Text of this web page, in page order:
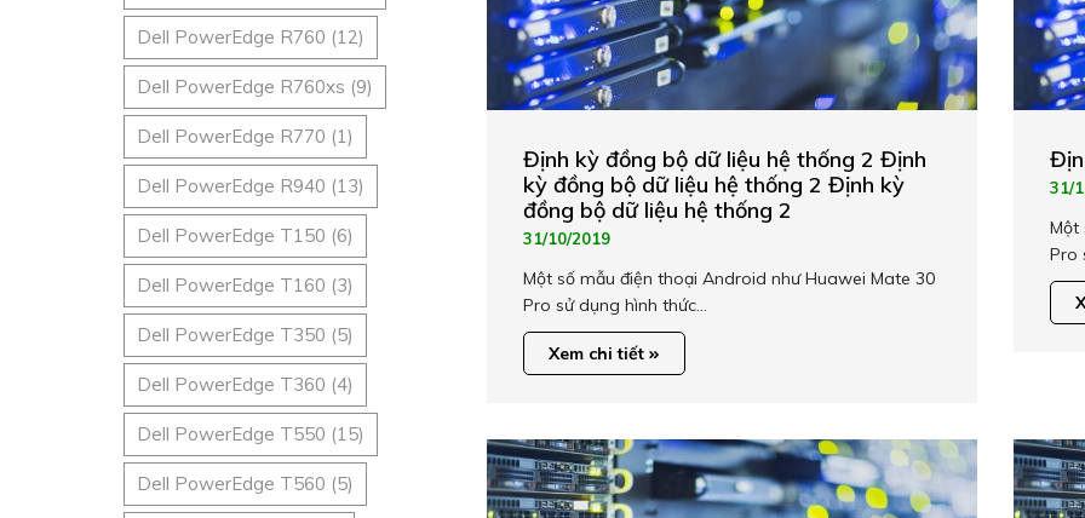
Dell PowerEdge R760 (12)
Dell PowerEdge R760xs (9)
Dell PowerEdge R770 (1)
Dell PowerEdge R940 (13)
Dell PowerEdge T150 (6)
Dell PowerEdge T160 (3)
Dell PowerEdge T350 (5)
Dell PowerEdge T360 (4)
Dell PowerEdge T550 (15)
Dell PowerEdge T560 (5)
Định kỳ đồng bộ dữ liệu hệ thống 2 Định
kỳ đồng bộ dữ liệu hệ thống 2 Định kỳ
đồng bộ dữ liệu hệ thống 2
31/10/2019
Một số mẫu điện thoại Android như Huawei Mate 30
Pro sử dụng hình thức…
Xem chi tiết
31/
Một
Pro